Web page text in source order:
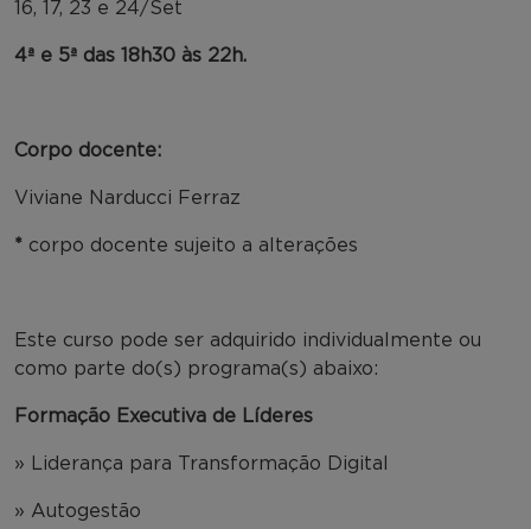
16, 17, 23 e 24/Set
4ª e 5ª das 18h30 às 22h.
Corpo docente:
Viviane Narducci Ferraz
* corpo docente sujeito a alterações
Este curso pode ser adquirido individualmente ou
como parte do(s) programa(s) abaixo:
Formação Executiva de Líderes
» Liderança para Transformação Digital
» Autogestão